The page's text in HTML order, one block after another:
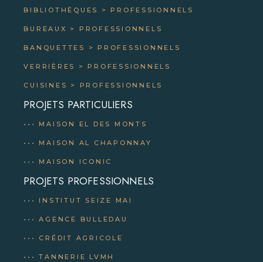
BIBLIOTHÈQUES > PROFESSIONNELS
BUREAUX > PROFESSIONNELS
BANQUETTES > PROFESSIONNELS
VERRIÈRES > PROFESSIONNELS
CUISINES > PROFESSIONNELS
PROJETS PARTICULIERS
••• MAISON EL DES MONTS
••• MAISON AL CHAPONNAY
••• MAISON ICONIC
PROJETS PROFESSIONNELS
••• INSTITUT SEIZE MAI
••• AGENCE BULLEDAU
••• CRÉDIT AGRICOLE
••• TANNERIE LVMH